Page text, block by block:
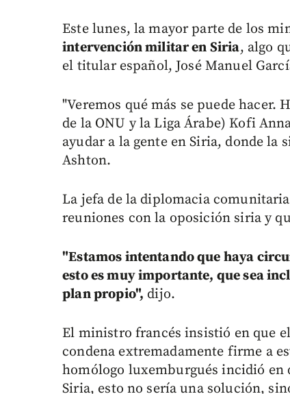
Este lunes, la mayor parte de los
intervención militar en Siria, algo
el titular español, José Manuel
"Veremos qué más se puede hacer.
de la ONU y la Liga Árabe) Kofi
ayudar a la gente en Siria, donde
Ashton.
La jefa de la diplomacia
reuniones con la oposición siria y
"Estamos intentando que haya
esto es muy importante, que sea
plan propio", dijo.
El ministro francés insistió en que
condena extremadamente firme a
homólogo luxemburgués incidió
Siria, esto no sería una solución,